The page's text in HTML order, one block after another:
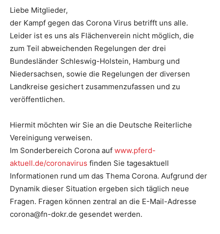
Liebe Mitglieder,
der Kampf gegen das Corona Virus betrifft uns alle.
Leider ist es uns als Flächenverein nicht möglich, die
zum Teil abweichenden Regelungen der drei
Bundesländer Schleswig-Holstein, Hamburg und
Niedersachsen, sowie die Regelungen der diversen
Landkreise gesichert zusammenzufassen und zu
veröffentlichen.
Hiermit möchten wir Sie an die Deutsche Reiterliche
Vereinigung verweisen.
Im Sonderbereich Corona auf www.pferd-
aktuell.de/coronavirus finden Sie tagesaktuell
Informationen rund um das Thema Corona. Aufgrund der
Dynamik dieser Situation ergeben sich täglich neue
Fragen. Fragen können zentral an die E-Mail-Adresse
corona@fn-dokr.de gesendet werden.